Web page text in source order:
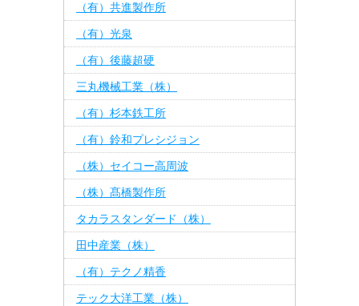
（有）共進製作所
（有）光泉
（有）後藤超硬
三丸機械工業（株）
（有）杉本鉄工所
（有）鈴和プレシジョン
（株）セイコー高周波
（株）髙橋製作所
タカラスタンダード（株）
田中産業（株）
（有）テクノ精香
テック大洋工業（株）